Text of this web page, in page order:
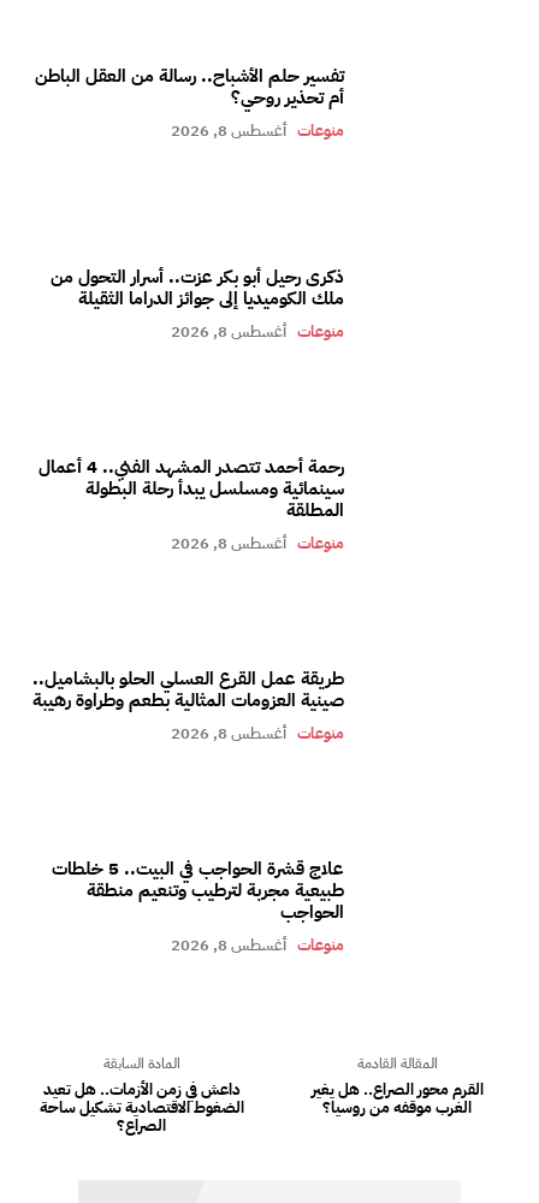
تفسير حلم الأشباح.. رسالة من العقل الباطن
أم تحذير روحي؟
منوعات أغسطس 8, 2026
ذكرى رحيل أبو بكر عزت.. أسرار التحول من
ملك الكوميديا إلى جوائز الدراما الثقيلة
منوعات أغسطس 8, 2026
رحمة أحمد تتصدر المشهد الفني.. 4 أعمال
سينمائية ومسلسل يبدأ رحلة البطولة
المطلقة
منوعات أغسطس 8, 2026
طريقة عمل القرع العسلي الحلو بالبشاميل..
صينية العزومات المثالية بطعم وطراوة رهيبة
منوعات أغسطس 8, 2026
علاج قشرة الحواجب في البيت.. 5 خلطات
طبيعية مجربة لترطيب وتنعيم منطقة
الحواجب
منوعات أغسطس 8, 2026
المادة السابقة
داعش في زمن الأزمات.. هل تعيد
الضغوط الاقتصادية تشكيل ساحة
الصراع؟
المقالة القادمة
القرم محور الصراع.. هل يغير
الغرب موقفه من روسيا؟